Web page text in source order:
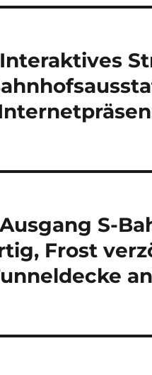
S-
Frost